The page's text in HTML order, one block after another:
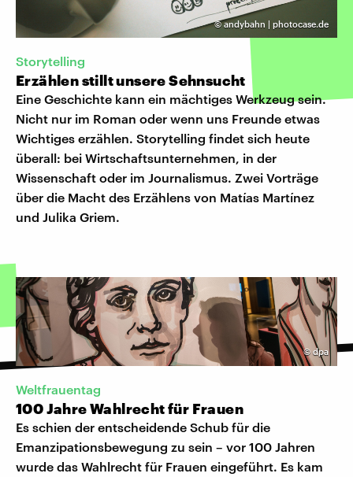
©andybahn | photocase.de
Storytelling
Erzählen stillt unsere Sehnsucht
Eine Geschichte kann ein mächtiges Werkzeug sein.
Nicht nur im Roman oder wenn uns Freunde etwas
Wichtiges erzählen. Storytelling findet sich heute
überall: bei Wirtschaftsunternehmen, in der
Wissenschaft oder im Journalismus. Zwei Vorträge
über die Macht des Erzählens von Matías Martínez
und Julika Griem.
© dpa
Weltfrauentag
100 Jahre Wahlrecht für Frauen
Es schien der entscheidende Schub für die
Emanzipationsbewegung zu sein – vor 100 Jahren
wurde das Wahlrecht für Frauen eingeführt. Es kam